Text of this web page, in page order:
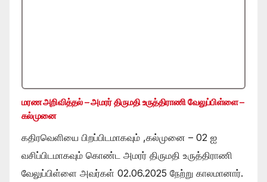
மரண அறிவித்தல் – அமரர் திருமதி உருத்திராணி வேலுப்பிள்ளை –
கல்முனை
கதிரவெளியை பிறப்பிடமாகவும் ,கல்முனை – 02 ஐ
வசிப்பிடமாகவும் கொண்ட அமரர் திருமதி உருத்திராணி
வேலுப்பிள்ளை அவர்கள் 02.06.2025 நேற்று காலமானார்.